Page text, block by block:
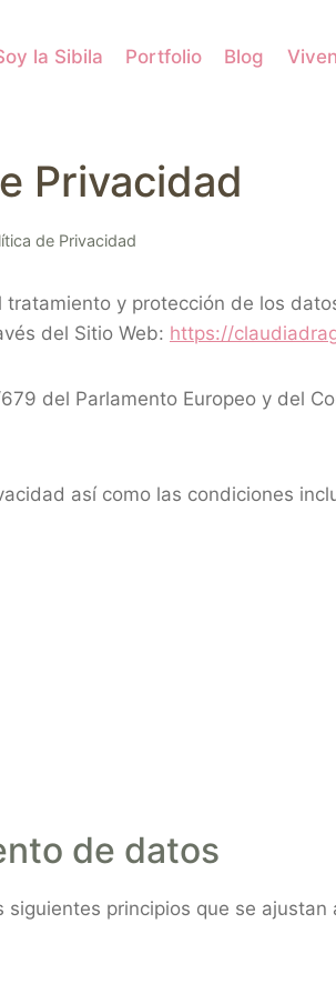
la Sibila Portfolio Blog
Privacidad
de Privacidad
y protección de los
del Sitio Web: https://
del Parlamento Europeo y del
así como las condiciones
de datos
principios que se ajustan